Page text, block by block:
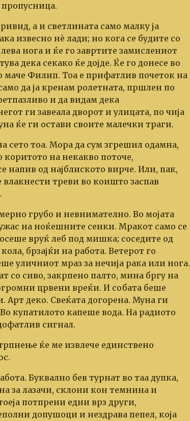
пропусница.
а и светлината само малку ја
извесно нѐ лади; но кога се будите со
нога и ќе го завртите замислениот
дека секако ќе дојде. Ќе го донесе во
маче Филип. Тоа е прифатлив почеток на
да ја кренам ролетната, пршлен по
и да видам дека
ги завеала дворот и улицата, по чија
ќе ги остави своите малечки траги.
сето тоа. Мора да сум згрешил одамна,
на некакво поточе,
напив од најблиското вирче. Или, пак,
треви во коишто заспав
грубо и невнимателно. Во мојата
на ноќешните сенки. Мракот само се
вруќ леб под мишка; соседите од
брзајќи на работа. Ветерот го
уличниот мраз за нечија рака или нога.
со сиво, закрпено палто, мина бргу на
црвени вреќи. И собата беше
Арт деко. Свеќата догорена. Муна ги
купатилото капеше вода. На радиото
сигнал.
ќе ме извлече единствено
Буквално бев турнат во таа дупка,
за лазачи, склони кон темнина и
потпрени едни врз други,
допушоци и нездрава пепел, која